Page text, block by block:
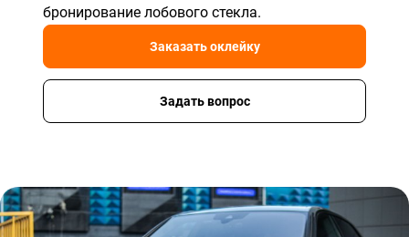
бронирование лобового стекла.
Заказать оклейку
Задать вопрос